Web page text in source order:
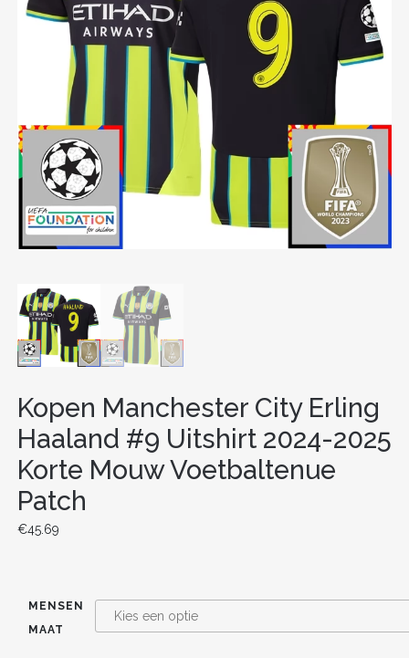
Kopen Manchester City Erling
Haaland #9 Uitshirt 2024-2025
Korte Mouw Voetbaltenue
Patch
€45.69
MENSEN
MAAT